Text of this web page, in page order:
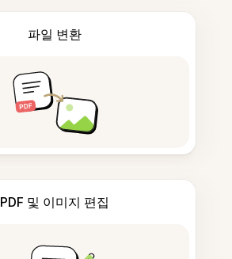
파일 변환
PDF 및 이미지 편집